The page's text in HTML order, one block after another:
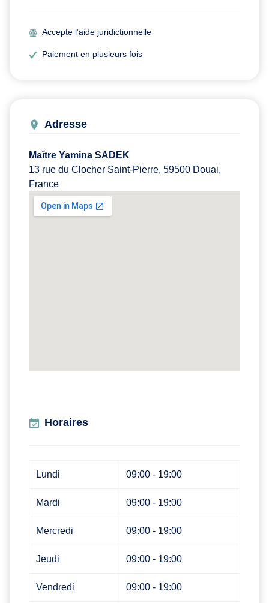
Accepte l’aide juridictionnelle
Paiement en plusieurs fois
Adresse
Maître Yamina SADEK
13 rue du Clocher Saint-Pierre, 59500 Douai,
France
Horaires
Lundi 09:00 - 19:00
Mardi 09:00 - 19:00
Mercredi 09:00 - 19:00
Jeudi 09:00 - 19:00
Vendredi 09:00 - 19:00